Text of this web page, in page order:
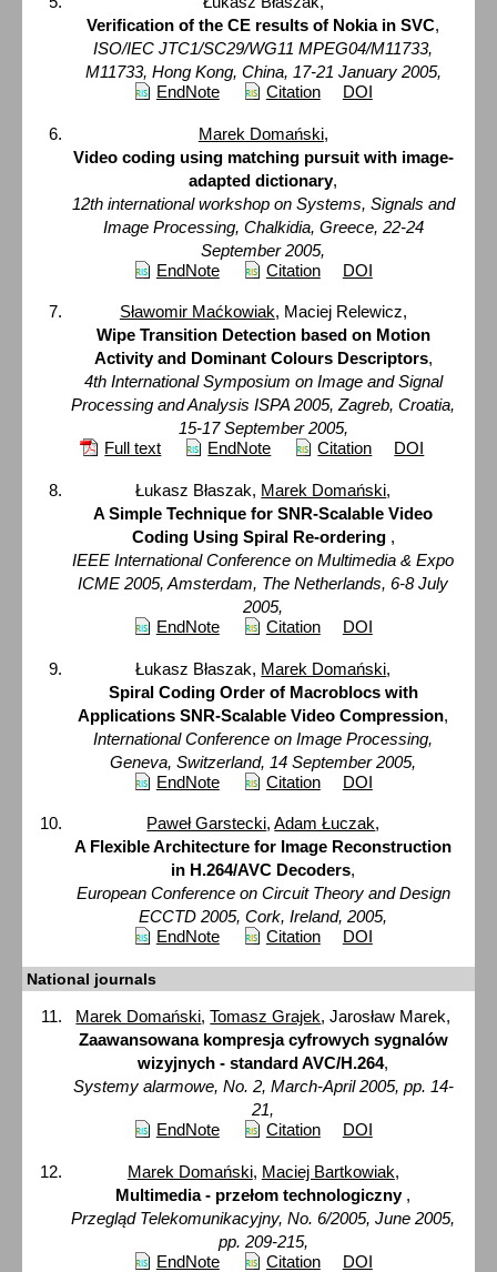
Verification of the CE results of Nokia in SVC,
ISO/IEC JTC1/SC29/WG11 MPEG04/M11733,
M11733, Hong Kong, China, 17-21 January 2005,
EndNote
Citation DOI
Marek Domański,
Video coding using matching pursuit with image-
adapted dictionary,
12th international workshop on Systems, Signals and
Image Processing, Chalkidia, Greece, 22-24
September 2005,
EndNote
Citation DOI
Sławomir Maćkowiak, Maciej Relewicz,
Wipe Transition Detection based on Motion
Activity and Dominant Colours Descriptors,
4th International Symposium on Image and Signal
Processing and Analysis ISPA 2005, Zagreb, Croatia,
15-17 September 2005,
Full text
EndNote Citation DOI
Łukasz Błaszak, Marek Domański,
A Simple Technique for SNR-Scalable Video
Coding Using Spiral Re-ordering ,
IEEE International Conference on Multimedia & Expo
ICME 2005, Amsterdam, The Netherlands, 6-8 July
2005,
EndNote
Citation DOI
Łukasz Błaszak, Marek Domański,
Spiral Coding Order of Macroblocs with
Applications SNR-Scalable Video Compression,
International Conference on Image Processing,
Geneva, Switzerland, 14 September 2005,
EndNote
Citation DOI
Paweł Garstecki,Adam Łuczak,
A Flexible Architecture for Image Reconstruction
in H.264/AVC Decoders,
European Conference on Circuit Theory and Design
ECCTD 2005, Cork, Ireland, 2005,
EndNote
Citation DOI
National journals
Marek Domański,Tomasz Grajek, Jarosław Marek,
Zaawansowana kompresja cyfrowych sygnalów
wizyjnych - standard AVC/H.264,
Systemy alarmowe, No. 2, March-April 2005, pp. 14-
21,
EndNote
Citation DOI
Marek Domański, Maciej Bartkowiak,
Multimedia - przełom technologiczny ,
Przegląd Telekomunikacyjny, No. 6/2005, June 2005,
pp. 209-215,
EndNote
Citation DOI